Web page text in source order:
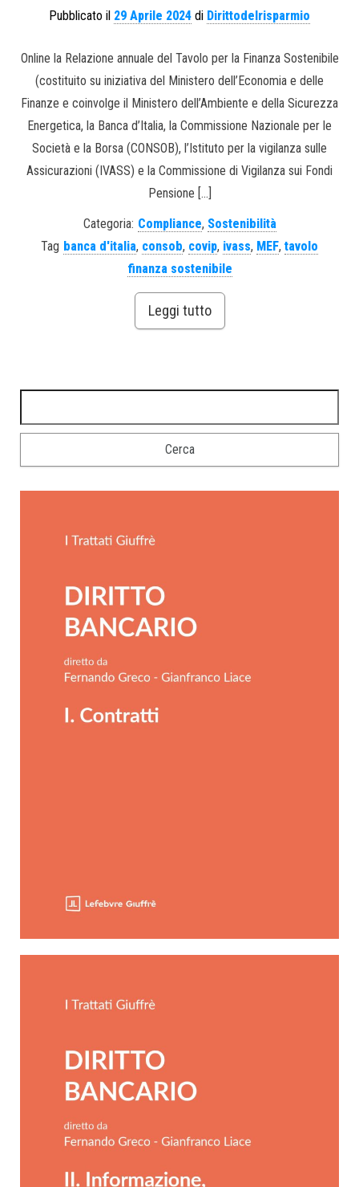
Pubblicato il 29 Aprile 2024 di Dirittodelrisparmio
Online la Relazione annuale del Tavolo per la Finanza Sostenibile
(costituito su iniziativa del Ministero dell’Economia e delle
Finanze e coinvolge il Ministero dell’Ambiente e della Sicurezza
Energetica, la Banca d’Italia, la Commissione Nazionale per le
Società e la Borsa (CONSOB), l’Istituto per la vigilanza sulle
Assicurazioni (IVASS) e la Commissione di Vigilanza sui Fondi
Pensione […]
Categoria: Compliance, Sostenibilità
Tag banca d'italia, consob, covip, ivass, MEF, tavolo
finanza sostenibile
Leggi tutto